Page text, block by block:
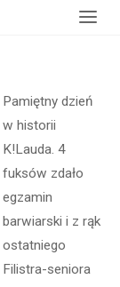
Pamiętny dzień
w historii
K!Lauda. 4
fuksów zdało
egzamin
barwiarski i z rąk
ostatniego
Filistra-seniora